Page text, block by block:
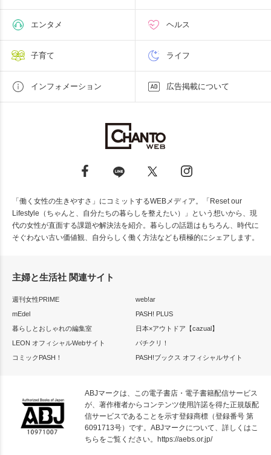
エンタメ ヘルス
子育て ライフ
インフォメーション 広告掲載について
「働く女性の生きやすさ」にコミットするWEBメディア。「Reset our
Lifestyle（ちゃんと、自分たちの暮らしを整えたい）」という想いから、現
代の女性が直面する課題や解決法を紹介。暮らしの話題はもちろん、時代に
そぐわない古い価値観、自分らしく働く方法なども積極的にシェアします。
主婦と生活社 関連サイト
週刊女性PRIME
web!ar
mEdel
PASH! PLUS
暮らしとおしゃれの編集室
日本×アウトドア【cazual】
LEON オフィシャルWebサイト
パチクリ！
コミックPASH！
PASH!ブックス オフィシャルサイト
ABJマークは、この電子書店・電子書籍配信サービス
が、著作権者からコンテンツ使用許諾を得た正規版配
信サービスであることを示す登録商標（登録番号 第
6091713号）です。ABJマークについて、詳しくはこ
ちらをご覧ください。
https://aebs.or.jp/